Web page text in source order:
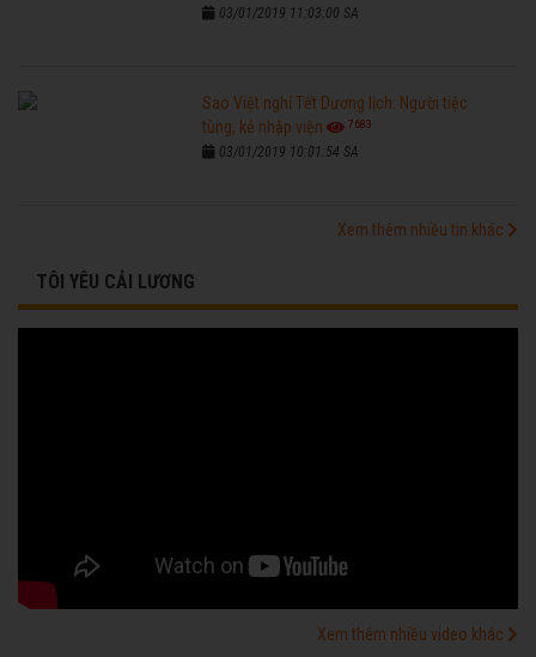
03/01/2019 11:03:00 SA
Sao Việt nghỉ Tết Dương lịch: Người tiệc
tùng, kẻ nhập viện
7683
03/01/2019 10:01:54 SA
Xem thêm nhiều tin khác
TÔI YÊU CẢI LƯƠNG
Xem thêm nhiều video khác